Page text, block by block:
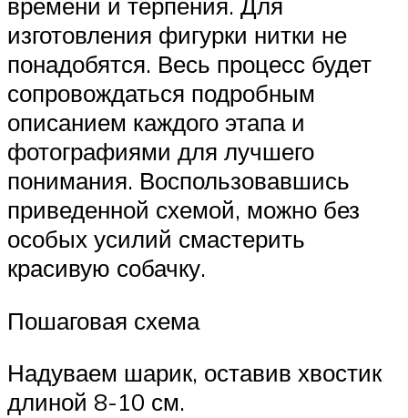
изготовления фигурки нитки не
понадобятся. Весь процесс будет
сопровождаться подробным
описанием каждого этапа и
фотографиями для лучшего
понимания. Воспользовавшись
приведенной схемой, можно без
особых усилий смастерить
красивую собачку.
Пошаговая схема
Надуваем шарик, оставив хвостик
длиной 8-10 см.